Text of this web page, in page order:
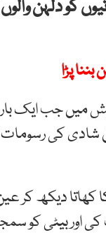
کو
پڑا
میں جب ایک
شادی کی
کھاتا دیکھ
کی اور بیٹی کو